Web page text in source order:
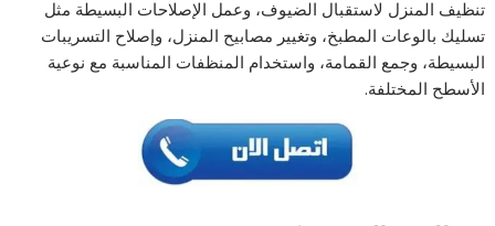
تنظيف المنزل لاستقبال الضيوف، وعمل الإصلاحات البسيطة مثل
تسليك بالوعات المطبخ، وتغيير مصابيح المنزل، وإصلاح التسريبات
البسيطة، وجمع القمامة، واستخدام المنظفات المناسبة مع نوعية
الأسطح المختلفة.